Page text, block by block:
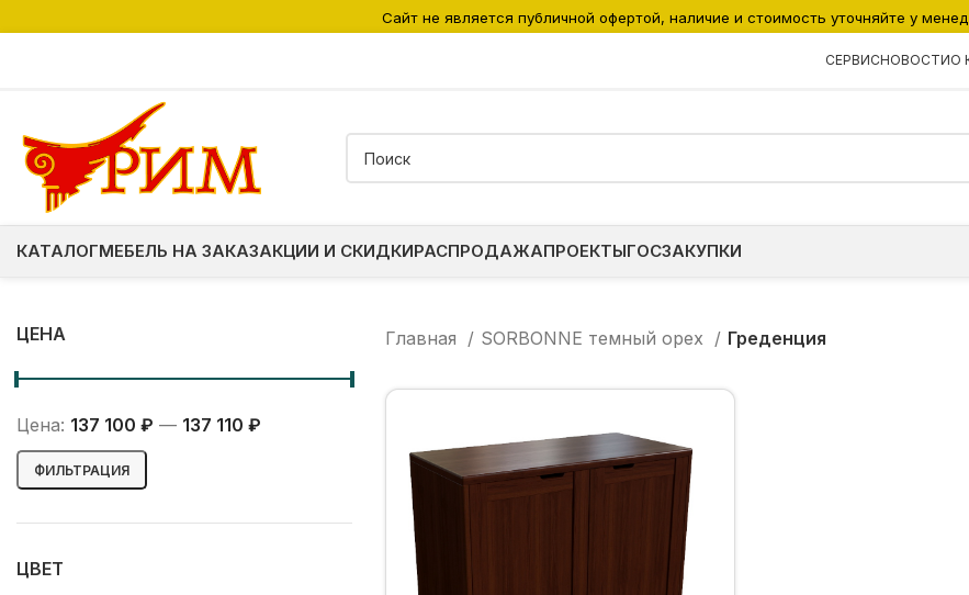
СЕРВИСНОВОСТИО
КАТАЛОГМЕБЕЛЬ НА ЗАКАЗАКЦИИ И СКИДКИРАСПРОДАЖАПРОЕКТЫГОСЗАКУПКИ
ЦЕНА
Минимальная
цена
Максимальная
цена
ФИЛЬТРАЦИЯ
Цена: 137 100 ₽ — 137 110 ₽
ЦВЕТ
Главная SORBONNE темный орех Греденция
Сайт не является публичной офертой, наличие и стоимость уточняйте у